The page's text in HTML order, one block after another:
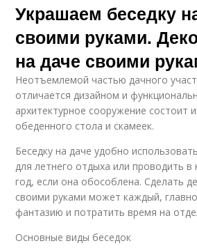
Украшаем беседку
своими руками.
на даче своими
Неотъемлемой частью дачного
отличается дизайном и
архитектурное сооружение состоит
обеденного стола и скамеек.
Беседку на даче удобно
для летнего отдыха или проводить в
год, если она обособлена. Сделать
своими руками может каждый,
фантазию и потратить время на
Основные виды беседок